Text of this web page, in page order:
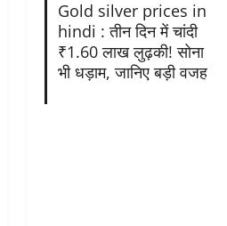
Gold silver prices in
hindi : तीन दिन में चांदी
₹1.60 लाख लुढ़की! सोना
भी धड़ाम, जानिए बड़ी वजह